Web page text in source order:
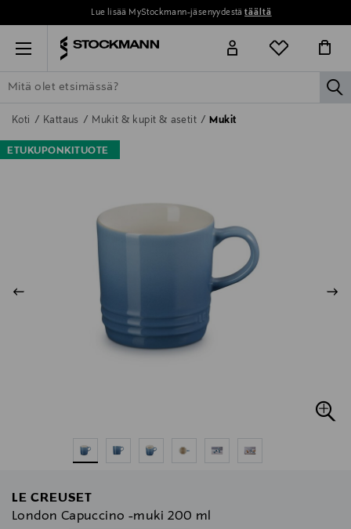
Lue lisää MyStockmann-jäsenyydestätäältä
Menu
ETSI KAIKKI NAISET MIEHET LAPSET
Koti Kattaus Mukit & kupit & asetit Mukit
ETUKUPONKITUOTE
LE CREUSET
London Capuccino -muki 200 ml